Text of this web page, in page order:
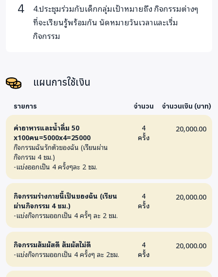
4.ประชุมร่วมกับเด็กกลุ่มเป้าหมายถึง กิจกรรมต่างๆ
ที่จะเรียนรู้พร้อมกัน นัดหมายวันเวลาและเริ่ม
กิจกรรม
แผนการใช้เงิน
รายการ จำนวน จำนวนเงิน (บาท)
ค่าอาหารและน้ำดื่ม 50
x100คน=5000x4=25000
กิจกรรมฉันรักตัวของฉัน (เรียนผ่าน
กิจกรรม 4 ชม.)
-แบ่งออกเป็น 4 ครั้งๆละ 2 ชม.
4
ครั้ง
20,000.00
กิจกรรมร่างกายนี้เป็นของฉัน (เรียน
ผ่านกิจกรรม 4 ชม.)
-แบ่งกิจกรรมออกเป็น 4 ครั้ๆ ละ 2 ชม.
4
ครั้ง
20,000.00
กิจกรรมสัมผัสดี สัมผัสไม่ดี
-แบ่งกิจกรรมออกเป็น 4 ครั้งๆ ละ 2ชม.
4
ครั้ง
20,000.00